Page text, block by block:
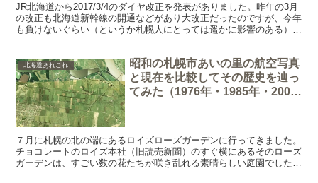
JR北海道から2017/3/4のダイヤ改正を発表がありました。昨年の3月
の改正も北海道新幹線の開通などがあり大改正だったのですが、今年
も負けないぐらい（というか札幌人にとっては遥かに影響のある）大
北海道あれこれ
昭和の札幌市あいの里の航空写真
と現在を比較してその歴史を辿っ
てみた（1976年・1985年・2008
７月に札幌の北の端にあるロイズローズガーデンに行ってきました。
チョコレートのロイズ本社（旧読売新聞）のすぐ横にあるそのローズ
ガーデンは、すごい数の花たちが咲き乱れる素晴らしい庭園でした。